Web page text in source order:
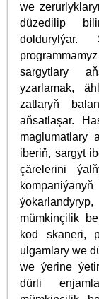
we
düzedilip
sargytlary
yzarlamak,
zatlaryň
aňsatlaşar.
maglumatlary
iberiň, sargyt
çärelerini
mümkinçilik
kod skaneri,
ulgamlary we
we ýerine
dürli